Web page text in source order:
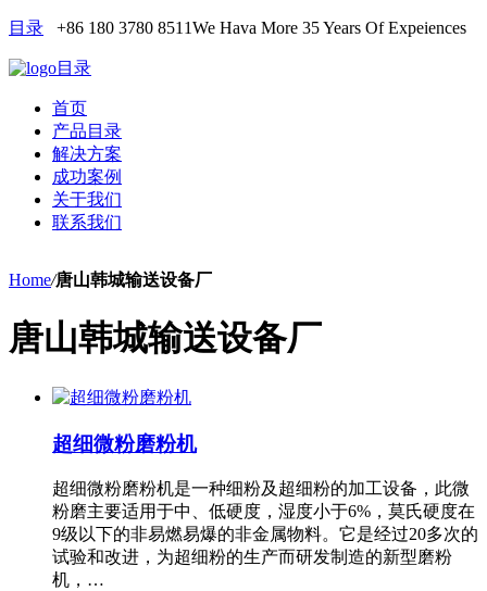
目录 +86 180 3780 8511We Hava More 35 Years Of Expeiences
目录
首页
产品目录
解决方案
成功案例
关于我们
联系我们
Home/唐山韩城输送设备厂
唐山韩城输送设备厂
超细微粉磨粉机
超细微粉磨粉机是一种细粉及超细粉的加工设备，此微
粉磨主要适用于中、低硬度，湿度小于6%，莫氏硬度在
9级以下的非易燃易爆的非金属物料。它是经过20多次的
试验和改进，为超细粉的生产而研发制造的新型磨粉
机，…